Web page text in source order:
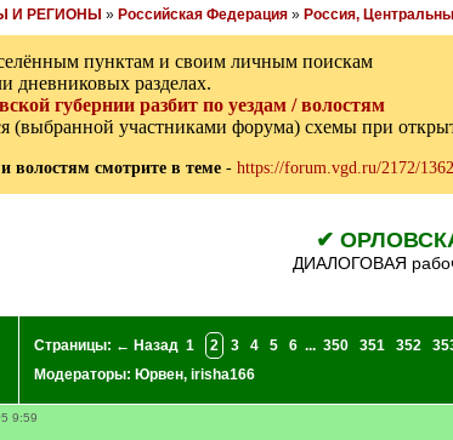
И РЕГИОНЫ » Российская Федерация» Россия,
пунктам и своим личным поискам
дневниковых разделах.
губернии разбит по уездам / волостям
(выбранной участниками форума) схемы при
волостям смотрите в теме- https://forum.vgd.ru/2172/
✔
ДИАЛОГОВАЯ
Страницы: ← Назад 1 2 3 4 5 6 ... 350 351 352
Модераторы: Юрвен, irisha166
9:59